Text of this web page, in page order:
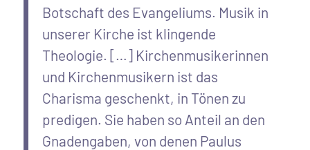
Botschaft des Evangeliums. Musik in
unserer Kirche ist klingende
Theologie. […] Kirchenmusikerinnen
und Kirchenmusikern ist das
Charisma geschenkt, in Tönen zu
predigen. Sie haben so Anteil an den
Gnadengaben, von denen Paulus